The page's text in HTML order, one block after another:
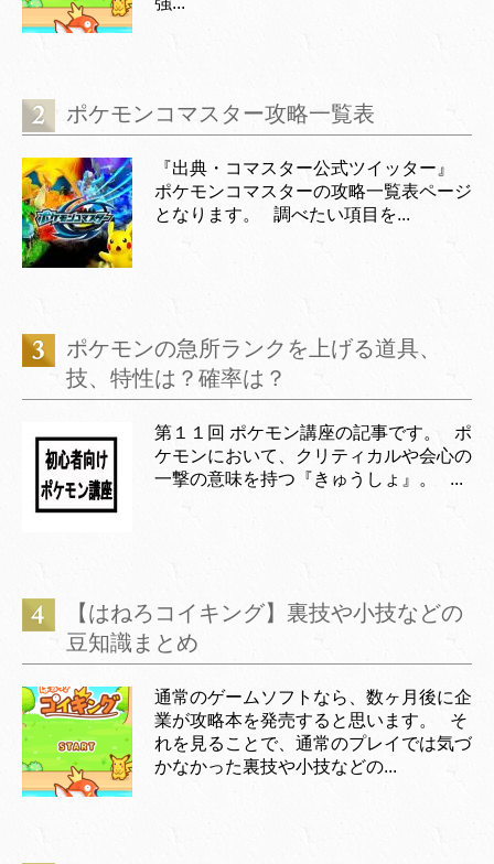
ポケモンコマスター攻略一覧表
『出典・コマスター公式ツイッター』
ポケモンコマスターの攻略一覧表ページ
となります。 調べたい項目を...
ポケモンの急所ランクを上げる道具、
技、特性は？確率は？
第１１回 ポケモン講座の記事です。 ポ
ケモンにおいて、クリティカルや会心の
一撃の意味を持つ『きゅうしょ』。 ...
【はねろコイキング】裏技や小技などの
豆知識まとめ
通常のゲームソフトなら、数ヶ月後に企
業が攻略本を発売すると思います。 そ
れを見ることで、通常のプレイでは気づ
かなかった裏技や小技などの...